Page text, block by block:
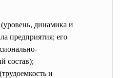
динамика и
предприятия; его
состав);
и